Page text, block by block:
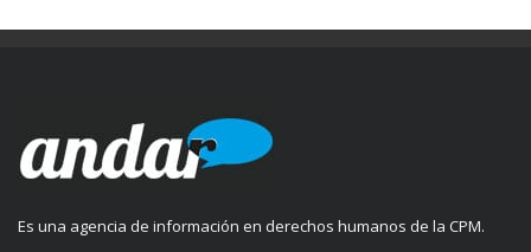
Es una agencia de información en derechos humanos de la CPM.